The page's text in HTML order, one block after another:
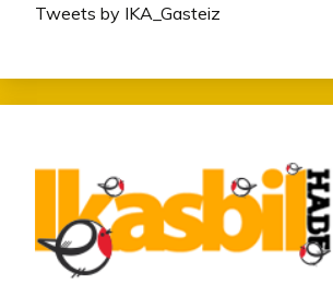
Tweets by IKA_Gasteiz